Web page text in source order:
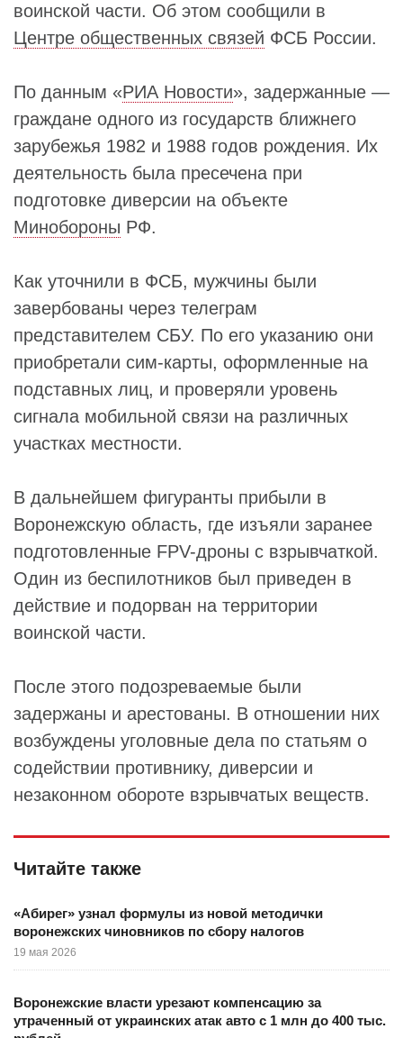
воинской части. Об этом сообщили в
Центре общественных связей ФСБ России.
По данным «РИА Новости», задержанные —
граждане одного из государств ближнего
зарубежья 1982 и 1988 годов рождения. Их
деятельность была пресечена при
подготовке диверсии на объекте
Минобороны РФ.
Как уточнили в ФСБ, мужчины были
завербованы через телеграм
представителем СБУ. По его указанию они
приобретали сим-карты, оформленные на
подставных лиц, и проверяли уровень
сигнала мобильной связи на различных
участках местности.
В дальнейшем фигуранты прибыли в
Воронежскую область, где изъяли заранее
подготовленные FPV-дроны с взрывчаткой.
Один из беспилотников был приведен в
действие и подорван на территории
воинской части.
После этого подозреваемые были
задержаны и арестованы. В отношении них
возбуждены уголовные дела по статьям о
содействии противнику, диверсии и
незаконном обороте взрывчатых веществ.
Читайте также
«Абирег» узнал формулы из новой методички
воронежских чиновников по сбору налогов
19 мая 2026
Воронежские власти урезают компенсацию за
утраченный от украинских атак авто с 1 млн до 400 тыс.